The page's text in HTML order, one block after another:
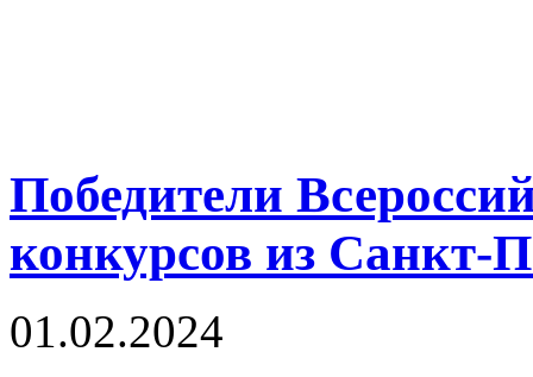
Победители
конкурсов из Санкт-
01.02.2024